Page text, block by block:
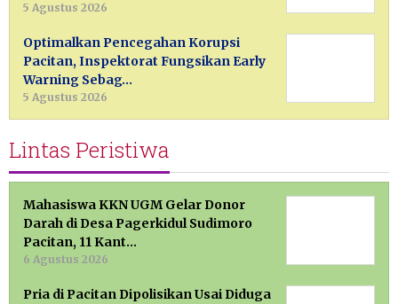
5 Agustus 2026
Optimalkan Pencegahan Korupsi
Pacitan, Inspektorat Fungsikan Early
Warning Sebag…
5 Agustus 2026
Lintas Peristiwa
Mahasiswa KKN UGM Gelar Donor
Darah di Desa Pagerkidul Sudimoro
Pacitan, 11 Kant…
6 Agustus 2026
Pria di Pacitan Dipolisikan Usai Diduga